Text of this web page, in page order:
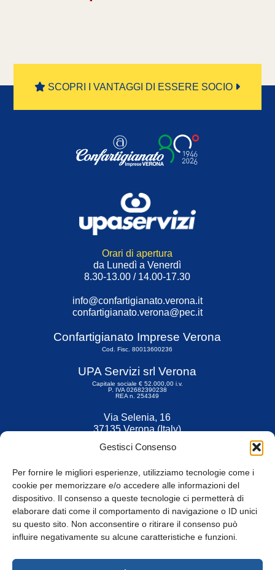
Gestisci Consenso
Per fornire le migliori esperienze, utilizziamo tecnologie come i
cookie per memorizzare e/o accedere alle informazioni del
dispositivo. Il consenso a queste tecnologie ci permetterà di
elaborare dati come il comportamento di navigazione o ID unici
su questo sito. Non acconsentire o ritirare il consenso può
influire negativamente su alcune caratteristiche e funzioni.
SCOPRI I VANTAGGI DI ESSERE SOCIO
Orari di apertura
da Lunedì a Venerdì
8.30-13.00 / 14.00-17.30
info@confartigianato.verona.it
confartigianato.verona@pec.it
Confartigianato Imprese Verona
Cod. Fisc. 80013600236
UPA Servizi srl Verona
Capitale sociale € 52.000,00 i.v.
P. IVA 02682390238
REA n. 254349
Via Selenia, 16
37135 Verona (Italy)
Fax 045 9211599
© Tutti i diritti riservati